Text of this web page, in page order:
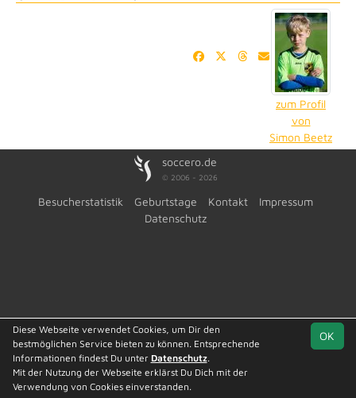
zum Profil
von
Simon Beetz
soccero.de
© 2006 - 2026
Besucherstatistik Geburtstage Kontakt
Impressum
Datenschutz
OK
Diese Webseite verwendet Cookies, um Dir den
bestmöglichen Service bieten zu können. Entsprechende
Informationen findest Du unter Datenschutz.
Mit der Nutzung der Webseite erklärst Du Dich mit der
Verwendung von Cookies einverstanden.